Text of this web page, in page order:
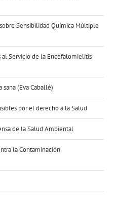
Sensibilidad Química Múltiple
al Servicio de la Encefalomielitis
(Eva Caballé)
por el derecho a la Salud
de la Salud Ambiental
la Contaminación